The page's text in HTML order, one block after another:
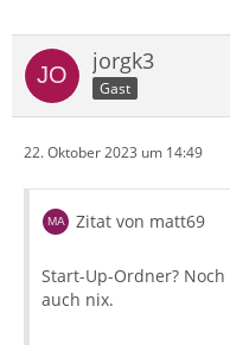
jorgk3
Gast
22. Oktober 2023 um 14:49
Zitat von matt69
Start-Up-Ordner?
auch nix.